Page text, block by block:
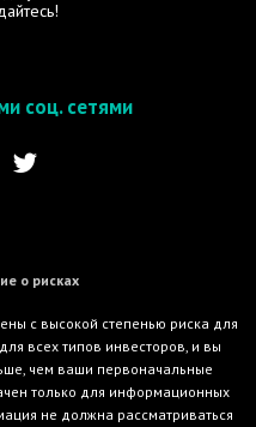
соц. сетями
о рисках
с высокой степенью риска для
всех типов инвесторов, и вы
чем ваши первоначальные
только для информационных
не должна рассматриваться